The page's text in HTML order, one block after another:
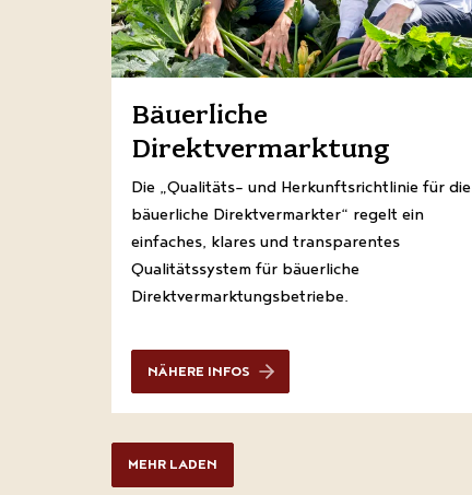
Bäuerliche
Direktvermarktung
Die „Qualitäts- und Herkunftsrichtlinie für die
bäuerliche Direktvermarkter“ regelt ein
einfaches, klares und transparentes
Qualitätssystem für bäuerliche
Direktvermarktungsbetriebe.
NÄHERE INFOS
MEHR LADEN